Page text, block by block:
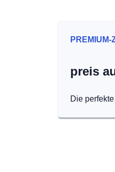
PREMIUM-
preis
Die